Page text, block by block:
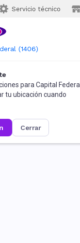
Servicio técnico
(1406)
para Capital Federal
tu ubicación cuando
cerrar